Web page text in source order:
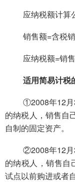
应纳税额计算
销售额=含税
应纳税额=销
适用简易计税
①2008年12月
的纳税人，销售自
自制的固定资产。
②2008年12月
的纳税人，销售自
试点以前购进或者